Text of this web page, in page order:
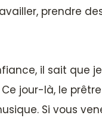
prendre
il sait que
jour-là, le
Si vous